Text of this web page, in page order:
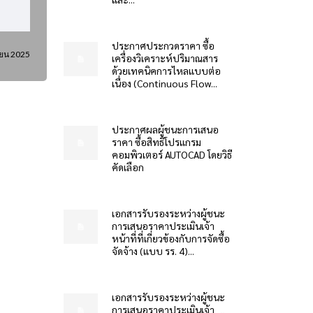
น 2025
ประกาศประกวดราคา ซื้อ
เครื่องวิเคราะห์ปริมาณสาร
ด้วยเทคนิคการไหลแบบต่อ
เนื่อง (Continuous Flow...
ประกาศผลผู้ชนะการเสนอ
ราคา ซื้อสิทธิโปรแกรม
คอมพิวเตอร์ AUTOCAD โดยวิธี
คัดเลือก
เอกสารรับรองระหว่างผู้ชนะ
การเสนอราคาประเมินเจ้า
หน้าที่ที่เกี่ยวข้องกับการจัดซื้อ
จัดจ้าง (แบบ รร. 4)...
เอกสารรับรองระหว่างผู้ชนะ
การเสนอราคาประเมินเจ้า